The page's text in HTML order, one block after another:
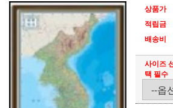
상품가
적립금
배송비
사이즈
택 필수